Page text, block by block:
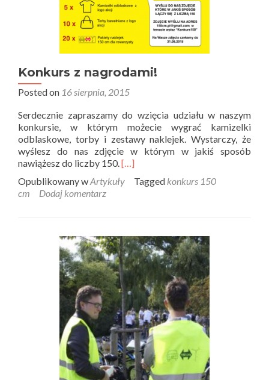
Konkurs z nagrodami!
Posted on 16 sierpnia, 2015
Serdecznie zapraszamy do wzięcia udziału w naszym
konkursie, w którym możecie wygrać kamizelki
odblaskowe, torby i zestawy naklejek. Wystarczy, że
wyślesz do nas zdjęcie w którym w jakiś sposób
nawiążesz do liczby 150. […]
Opublikowany wArtykuły Tagged konkurs 150
cm
Dodaj komentarz